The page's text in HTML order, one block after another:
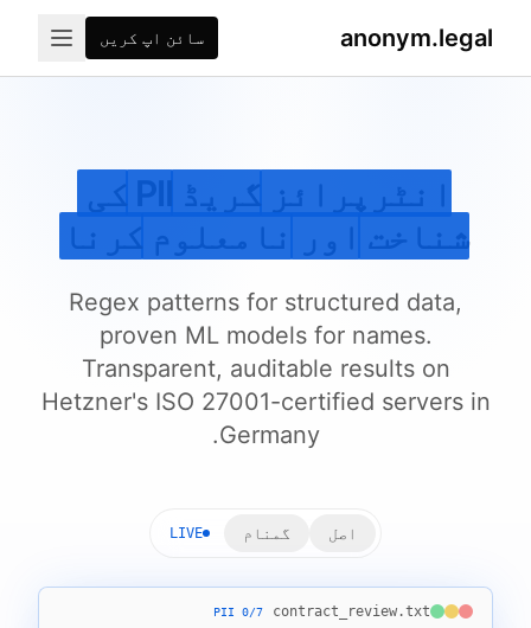
anonym.legal سائن اپ کریں
انٹرپرائز گریڈ PII کی
شناخت اور نامعلوم کرنا
Regex patterns for structured data,
proven ML models for names.
Transparent, auditable results on
Hetzner's ISO 27001-certified servers in
Germany.
اصل گمنام LIVE
contract_review.txt
0/7